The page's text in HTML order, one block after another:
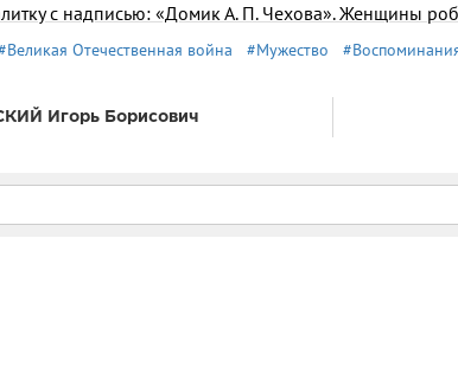
с надписью: «Домик А. П. Чехова». Женщины
Отечественная война #Мужество
Игорь Борисович